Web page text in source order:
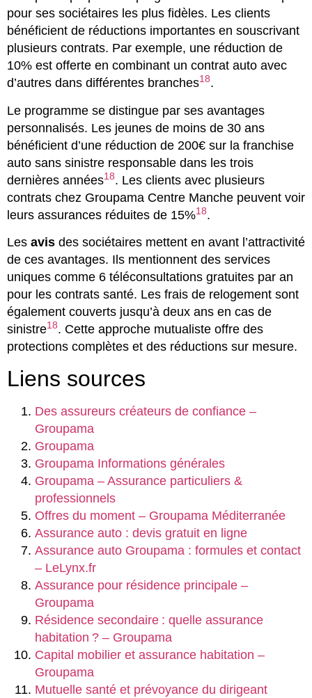
pour ses sociétaires les plus fidèles. Les clients
bénéficient de réductions importantes en souscrivant
plusieurs contrats. Par exemple, une réduction de
10% est offerte en combinant un contrat auto avec
d’autres dans différentes branches18.
Le programme se distingue par ses avantages
personnalisés. Les jeunes de moins de 30 ans
bénéficient d’une réduction de 200€ sur la franchise
auto sans sinistre responsable dans les trois
dernières années18. Les clients avec plusieurs
contrats chez Groupama Centre Manche peuvent voir
leurs assurances réduites de 15%18.
Les avis des sociétaires mettent en avant l’attractivité
de ces avantages. Ils mentionnent des services
uniques comme 6 téléconsultations gratuites par an
pour les contrats santé. Les frais de relogement sont
également couverts jusqu’à deux ans en cas de
sinistre18. Cette approche mutualiste offre des
protections complètes et des réductions sur mesure.
Liens sources
Des assureurs créateurs de confiance –
Groupama
Groupama
Groupama Informations générales
Groupama – Assurance particuliers &
professionnels
Offres du moment – Groupama Méditerranée
Assurance auto : devis gratuit en ligne
Assurance auto Groupama : formules et contact
– LeLynx.fr
Assurance pour résidence principale –
Groupama
Résidence secondaire : quelle assurance
habitation ? – Groupama
Capital mobilier et assurance habitation –
Groupama
Mutuelle santé et prévoyance du dirigeant